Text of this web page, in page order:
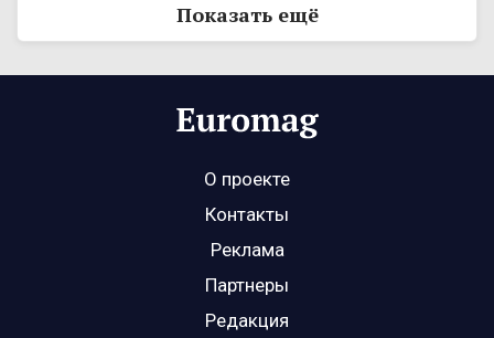
Показать ещё
О проекте
Контакты
Реклама
Партнеры
Редакция